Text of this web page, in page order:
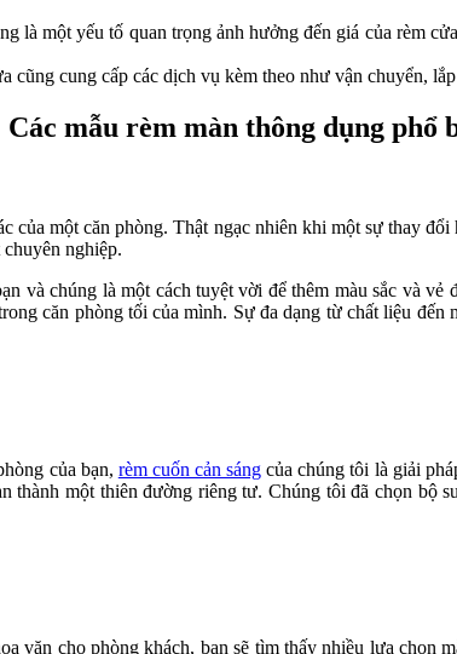
là một yếu tố quan trọng ảnh hưởng đến giá của rèm
cũng cung cấp các dịch vụ kèm theo như vận chuyển,
Các mẫu rèm màn thông dụng
của một căn phòng.Thật ngạc nhiên khi một sự thay
nghiệp.
và chúng là một cách tuyệt vời để thêm màu sắc và
căn phòng tối của mình. Sự đa dạng từ chất liệu
của bạn, rèm cuốn cản sáng của chúng tôi là giải
thành một thiên đường riêng tư.Chúng tôi đã chọn bộ
văn cho phòng khách, bạn sẽ tìm thấy nhiều lựa chọn